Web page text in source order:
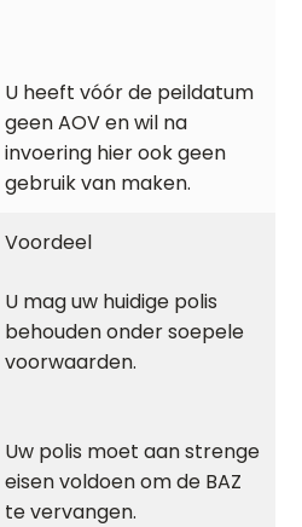
U heeft vóór de peildatum
geen AOV en wil na
invoering hier ook geen
gebruik van maken.
Voordeel
U mag uw huidige polis
behouden onder soepele
voorwaarden.
Uw polis moet aan strenge
eisen voldoen om de BAZ
te vervangen.